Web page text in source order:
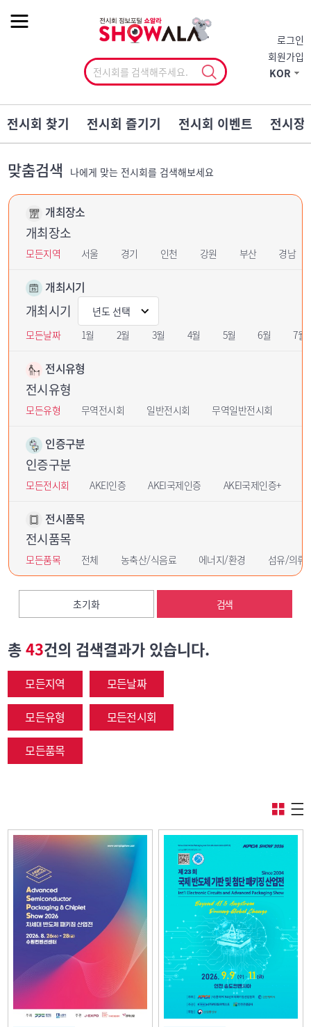
로그인
회원가입
KOR
전시회 찾기 전시회 즐기기 전시회 이벤트 전시장
맞춤검색 나에게 맞는 전시회를 검색해보세요
개최장소
개최장소
모든지역 서울 경기 인천 강원 부산 경남
개최시기
개최시기
모든날짜 1월 2월 3월 4월 5월 6월 7월
전시유형
전시유형
모든유형 무역전시회 일반전시회 무역일반전시회
인증구분
인증구분
모든전시회 AKEI인증 AKEI국제인증 AKEI국제인증+
전시품목
전시품목
모든품목 전체 농축산/식음료 에너지/환경 섬유/의류
초기화 검색
총43건의 검색결과가 있습니다.
모든지역
모든날짜
모든유형
모든전시회
모든품목